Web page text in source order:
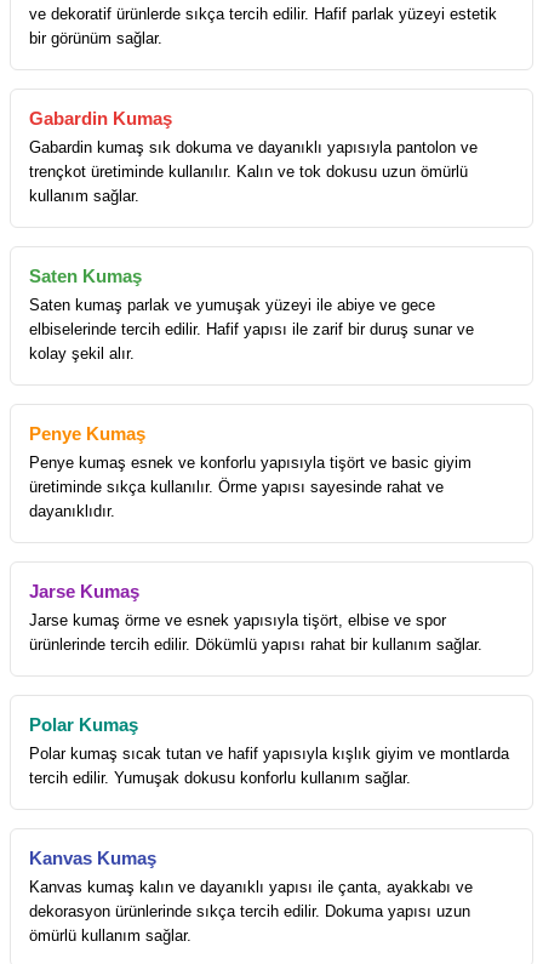
ve dekoratif ürünlerde sıkça tercih edilir. Hafif parlak yüzeyi estetik
bir görünüm sağlar.
Gabardin Kumaş
Gabardin kumaş sık dokuma ve dayanıklı yapısıyla pantolon ve
trençkot üretiminde kullanılır. Kalın ve tok dokusu uzun ömürlü
kullanım sağlar.
Saten Kumaş
Saten kumaş parlak ve yumuşak yüzeyi ile abiye ve gece
elbiselerinde tercih edilir. Hafif yapısı ile zarif bir duruş sunar ve
kolay şekil alır.
Penye Kumaş
Penye kumaş esnek ve konforlu yapısıyla tişört ve basic giyim
üretiminde sıkça kullanılır. Örme yapısı sayesinde rahat ve
dayanıklıdır.
Jarse Kumaş
Jarse kumaş örme ve esnek yapısıyla tişört, elbise ve spor
ürünlerinde tercih edilir. Dökümlü yapısı rahat bir kullanım sağlar.
Polar Kumaş
Polar kumaş sıcak tutan ve hafif yapısıyla kışlık giyim ve montlarda
tercih edilir. Yumuşak dokusu konforlu kullanım sağlar.
Kanvas Kumaş
Kanvas kumaş kalın ve dayanıklı yapısı ile çanta, ayakkabı ve
dekorasyon ürünlerinde sıkça tercih edilir. Dokuma yapısı uzun
ömürlü kullanım sağlar.